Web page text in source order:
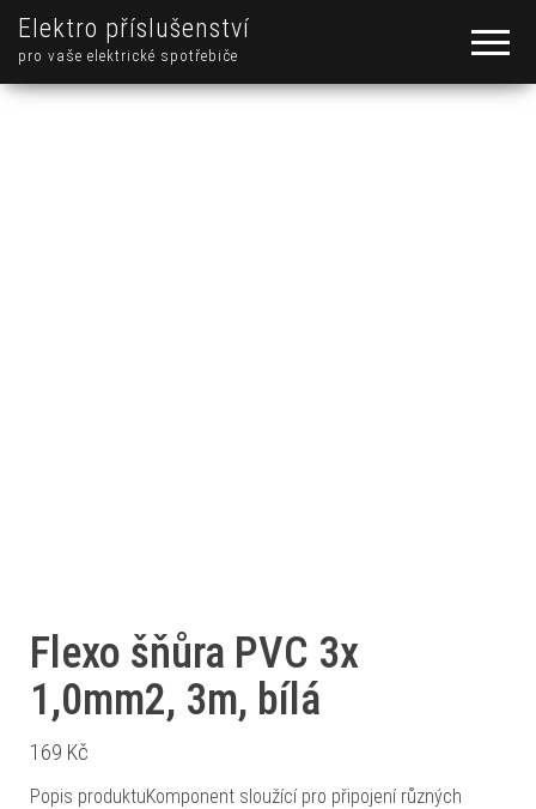
Elektro příslušenství
pro vaše elektrické spotřebiče
Flexo šňůra PVC 3x
1,0mm2, 3m, bílá
169 Kč
Popis produktuKomponent sloužící pro připojení různých